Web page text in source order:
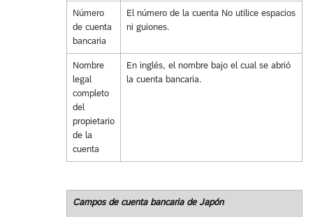
Número
de cuenta
bancaria
El número de la cuenta No utilice espacios
ni guiones.
Nombre
legal
completo
del
propietario
de la
cuenta
En inglés, el nombre bajo el cual se abrió
la cuenta bancaria.
Campos de cuenta bancaria de Japón